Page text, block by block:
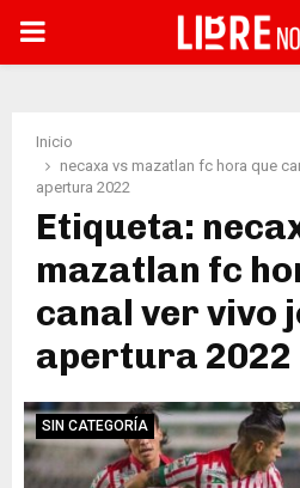
PRIMARY
Inicio
necaxa vs mazatlan fc hora que
apertura 2022
Etiqueta:
mazatlan fc
canal ver vivo
apertura 2022
SIN CATEGORÍA